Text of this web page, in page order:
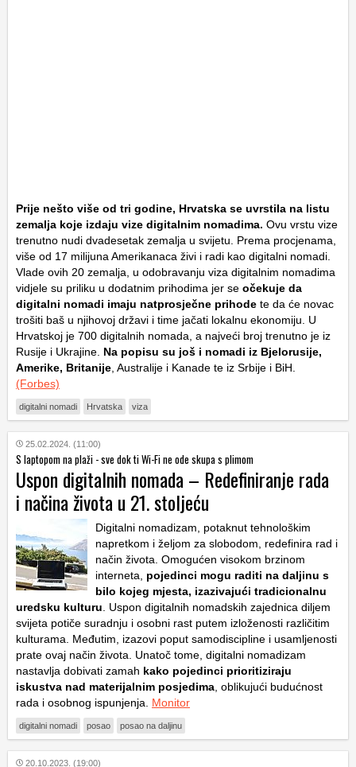
Prije nešto više od tri godine, Hrvatska se uvrstila na listu
zemalja koje izdaju vize digitalnim nomadima. Ovu vrstu vize
trenutno nudi dvadesetak zemalja u svijetu. Prema procjenama,
više od 17 milijuna Amerikanaca živi i radi kao digitalni nomadi.
Vlade ovih 20 zemalja, u odobravanju viza digitalnim nomadima
vidjele su priliku u dodatnim prihodima jer se očekuje da
digitalni nomadi imaju natprosječne prihode te da će novac
trošiti baš u njihovoj državi i time jačati lokalnu ekonomiju. U
Hrvatskoj je 700 digitalnih nomada, a najveći broj trenutno je iz
Rusije i Ukrajine. Na popisu su još i nomadi iz Bjelorusije,
Amerike, Britanije, Australije i Kanade te iz Srbije i BiH.
(Forbes)
digitalni nomadi Hrvatska viza
25.02.2024. (11:00)
S laptopom na plaži - sve dok ti Wi-Fi ne ode skupa s plimom
Uspon digitalnih nomada – Redefiniranje rada
i načina života u 21. stoljeću
Digitalni nomadizam, potaknut tehnološkim
napretkom i željom za slobodom, redefinira rad i
način života. Omogućen visokom brzinom
interneta, pojedinci mogu raditi na daljinu s
bilo kojeg mjesta, izazivajući tradicionalnu
uredsku kulturu. Uspon digitalnih nomadskih zajednica diljem
svijeta potiče suradnju i osobni rast putem izloženosti različitim
kulturama. Međutim, izazovi poput samodiscipline i usamljenosti
prate ovaj način života. Unatoč tome, digitalni nomadizam
nastavlja dobivati zamah kako pojedinci prioritiziraju
iskustva nad materijalnim posjedima, oblikujući budućnost
rada i osobnog ispunjenja. Monitor
digitalni nomadi posao posao na daljinu
20.10.2023. (19:00)